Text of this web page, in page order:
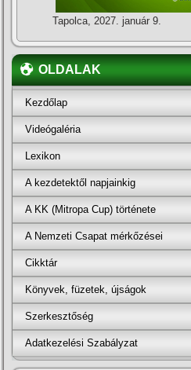
Tapolca, 2027. január 9.
OLDALAK
Kezdőlap
Videógaléria
Lexikon
A kezdetektől napjainkig
A KK (Mitropa Cup) története
A Nemzeti Csapat mérkőzései
Cikktár
Könyvek, füzetek, újságok
Szerkesztőség
Adatkezelési Szabályzat